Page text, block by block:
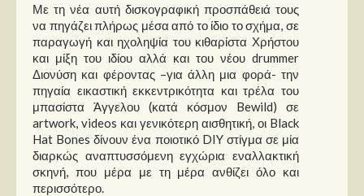
Με τη νέα αυτή δισκογραφική προσπάθειά τους
να πηγάζει πλήρως μέσα από το ίδιο το σχήμα, σε
παραγωγή και ηχοληψία του κιθαρίστα Χρήστου
και μίξη του ιδίου αλλά και του νέου drummer
Διονύση και φέροντας –για άλλη μια φορά- την
πηγαία εικαστική εκκεντρικότητα και τρέλα του
μπασίστα Άγγελου (κατά κόσμον Bewild) σε
artwork, videos και γενικότερη αισθητική, οι Black
Hat Bones δίνουν ένα ποιοτικό DIY στίγμα σε μία
διαρκώς αναπτυσσόμενη εγχώρια εναλλακτική
σκηνή, που μέρα με τη μέρα ανθίζει όλο και
περισσότερο.